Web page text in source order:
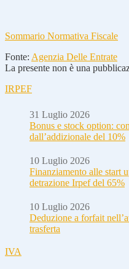
Sommario Normativa Fiscale
Fonte: Agenzia Delle Entrate
La presente non è una
IRPEF
31 Luglio 2026
Bonus e stock option:
dall’addizionale del 10%
10 Luglio 2026
Finanziamento alle start
detrazione Irpef del 65%
10 Luglio 2026
Deduzione a forfait
trasferta
IVA